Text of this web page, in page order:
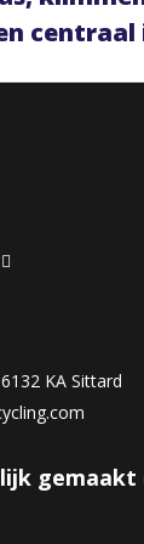
Next
centraal
KA Sittard
gemaakt